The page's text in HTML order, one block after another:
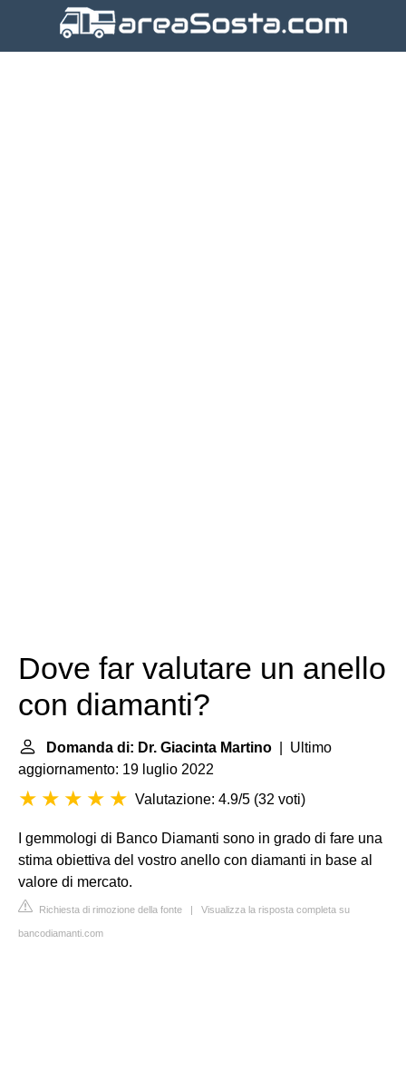
Dove far valutare un anello
con diamanti?
Domanda di: Dr. Giacinta Martino | Ultimo
aggiornamento: 19 luglio 2022
Valutazione: 4.9/5 (32 voti)
I gemmologi di Banco Diamanti sono in grado di fare una
stima obiettiva del vostro anello con diamanti in base al
valore di mercato.
Richiesta di rimozione della fonte | Visualizza la risposta completa su
bancodiamanti.com